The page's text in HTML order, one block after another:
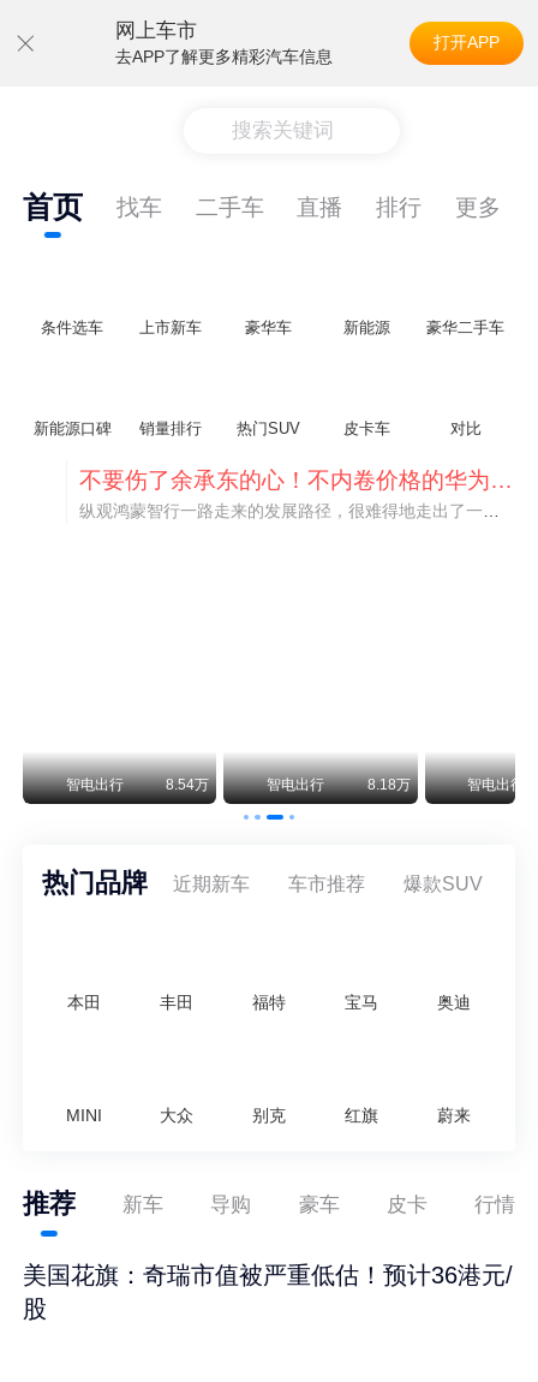
网上车市
去APP了解更多精彩汽车信息
打开APP
搜索关键词
首页 找车 二手车 直播 排行 更多
条件选车 上市新车 豪华车 新能源 豪华二手车
新能源口碑 销量排行 热门SUV 皮卡车 对比
不要伤了余承东的心！不内卷价格的华为，弥足珍贵！
智电出行 8.54万 智电出行 8.18万 智电出行
热门品牌 近期新车 车市推荐 爆款SUV
本田 丰田 福特 宝马 奥迪
MINI 大众 别克 红旗 蔚来
推荐 新车 导购 豪车 皮卡 行情
美国花旗：奇瑞市值被严重低估！预计36港元/
股